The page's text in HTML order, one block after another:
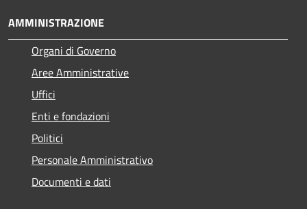
AMMINISTRAZIONE
Organi di Governo
Aree Amministrative
Uffici
Enti e fondazioni
Politici
Personale Amministrativo
Documenti e dati